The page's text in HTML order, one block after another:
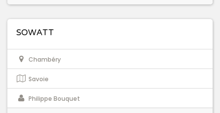
SOWATT
Chambéry
Savoie
Philippe Bouquet